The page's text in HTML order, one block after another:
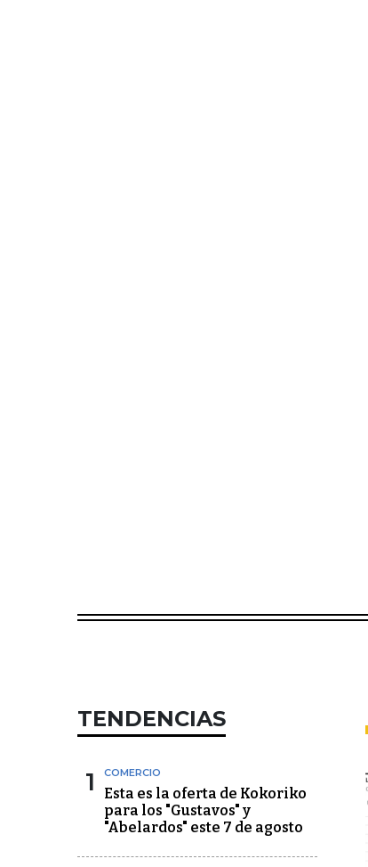
TENDENCIAS
1 COMERCIO
Esta es la oferta de Kokoriko
para los "Gustavos" y
"Abelardos" este 7 de agosto